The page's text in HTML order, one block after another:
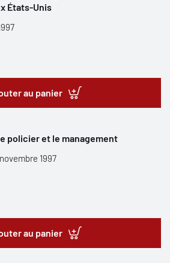
États-Unis
au panier
policier et le management
1997
au panier